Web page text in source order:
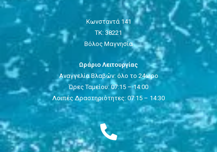
Κωνσταντά 141
ΤΚ: 38221
Βόλος Μαγνησία
Ωράριο Λειτουργίας
Αναγγελία Βλαβών: όλο το 24ωρο
Ώρες Ταμείου: 07:15 – 14:00
Λοιπές Δραστηριότητες: 07:15 – 14:30